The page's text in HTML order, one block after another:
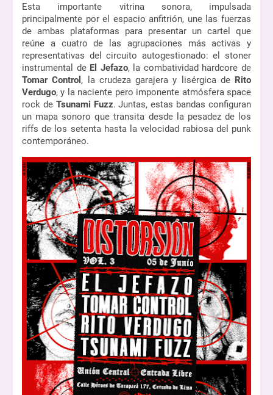
Esta importante vitrina sonora, impulsada
principalmente por el espacio anfitrión, une las fuerzas
de ambas plataformas para presentar un cartel que
reúne a cuatro de las agrupaciones más activas y
representativas del circuito autogestionado: el stoner
instrumental de El Jefazo
Tomar Control , la crudeza garajera y lisérgica de Rito
Verdugo, y la naciente pero imponente atmósfera space
rock de Tsunami Fuzz. Juntas, estas bandas configuran
un mapa sonoro que transita desde la pesadez de los
riffs de los setenta hasta la velocidad rabiosa del punk
contemporáneo.